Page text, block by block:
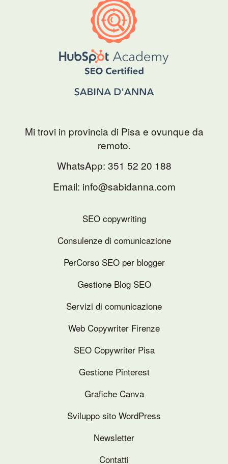
Mi trovi in provincia di Pisa e ovunque da
remoto.
WhatsApp: 351 52 20 188
Email: info@sabidanna.com
SEO copywriting
Consulenze di comunicazione
PerCorso SEO per blogger
Gestione Blog SEO
Servizi di comunicazione
Web Copywriter Firenze
SEO Copywriter Pisa
Gestione Pinterest
Grafiche Canva
Sviluppo sito WordPress
Newsletter
Contatti